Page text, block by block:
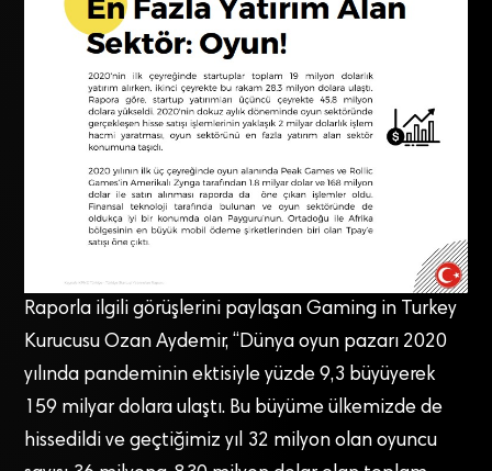
Raporla ilgili görüşlerini paylaşan Gaming in Turkey
Kurucusu Ozan Aydemir, “Dünya oyun pazarı 2020
yılında pandeminin ektisiyle yüzde 9,3 büyüyerek
159 milyar dolara ulaştı. Bu büyüme ülkemizde de
hissedildi ve geçtiğimiz yıl 32 milyon olan oyuncu